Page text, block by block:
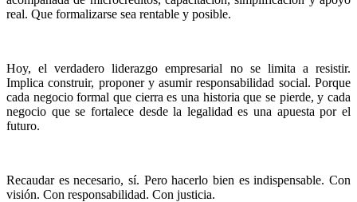
real. Que formalizarse sea rentable y posible.
Hoy, el verdadero liderazgo empresarial no se limita a resistir.
Implica construir, proponer y asumir responsabilidad social. Porque
cada negocio formal que cierra es una historia que se pierde, y cada
negocio que se fortalece desde la legalidad es una apuesta por el
futuro.
Recaudar es necesario, sí. Pero hacerlo bien es indispensable. Con
visión. Con responsabilidad. Con justicia.